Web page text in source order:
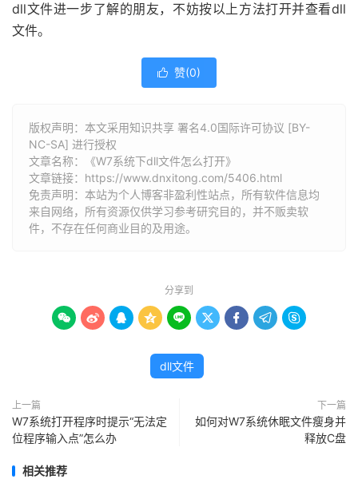
dll文件进一步了解的朋友，不妨按以上方法打开并查看dll
文件。
 赞(0)
版权声明：本文采用知识共享 署名4.0国际许可协议 [BY-
NC-SA] 进行授权
文章名称：《W7系统下dll文件怎么打开》
文章链接： https://www.dnxitong.com/5406.html
免责声明：本站为个人博客非盈利性站点，所有软件信息均
来自网络，所有资源仅供学习参考研究目的，并不贩卖软
件，不存在任何商业目的及用途。
分享到
        
dll文件
上一篇
W7系统打开程序时提示“无法定
位程序输入点”怎么办
下一篇
如何对W7系统休眠文件瘦身并
释放C盘
相关推荐